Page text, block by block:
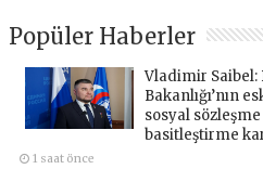
Popüler Haberler
Vladimir Saibel:
Bakanlığı’nın
sosyal
basitleştirme
1 saat önce